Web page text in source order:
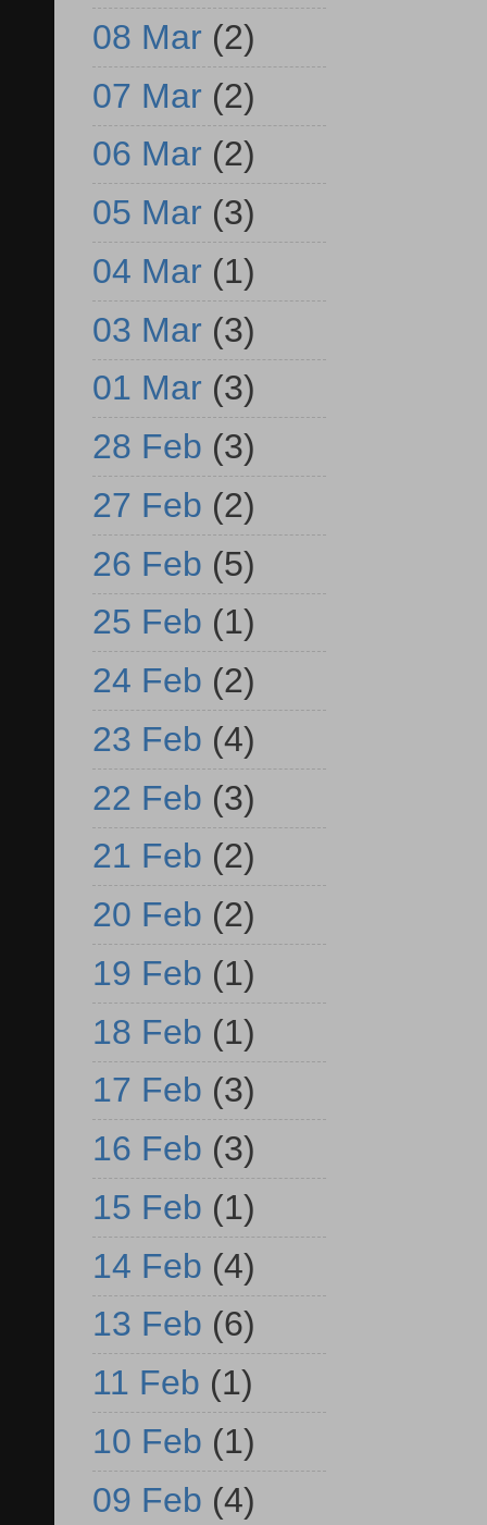
08 Mar (2)
07 Mar (2)
06 Mar (2)
05 Mar (3)
04 Mar (1)
03 Mar (3)
01 Mar (3)
28 Feb (3)
27 Feb (2)
26 Feb (5)
25 Feb (1)
24 Feb (2)
23 Feb (4)
22 Feb (3)
21 Feb (2)
20 Feb (2)
19 Feb (1)
18 Feb (1)
17 Feb (3)
16 Feb (3)
15 Feb (1)
14 Feb (4)
13 Feb (6)
11 Feb (1)
10 Feb (1)
09 Feb (4)